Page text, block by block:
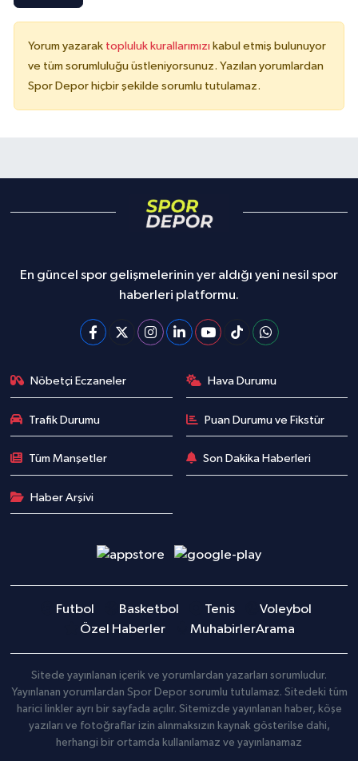
Yorum yazarak topluluk kurallarımızı kabul etmiş bulunuyor
ve tüm sorumluluğu üstleniyorsunuz. Yazılan yorumlardan
Spor Depor hiçbir şekilde sorumlu tutulamaz.
En güncel spor gelişmelerinin yer aldığı yeni nesil spor
haberleri platformu.
Nöbetçi Eczaneler Hava Durumu
Trafik Durumu Puan Durumu ve Fikstür
Tüm Manşetler Son Dakika Haberleri
Haber Arşivi
Futbol Basketbol Tenis
Voleybol
Özel Haberler
MuhabirlerArama
Sitede yayınlanan içerik ve yorumlardan yazarları sorumludur.
Yayınlanan yorumlardan Spor Depor sorumlu tutulamaz. Sitedeki tüm
harici linkler ayrı bir sayfada açılır. Sitemizde yayınlanan haber, köşe
yazıları ve fotoğraflar izin alınmaksızın kaynak gösterilse dahi,
herhangi bir ortamda kullanılamaz ve yayınlanamaz